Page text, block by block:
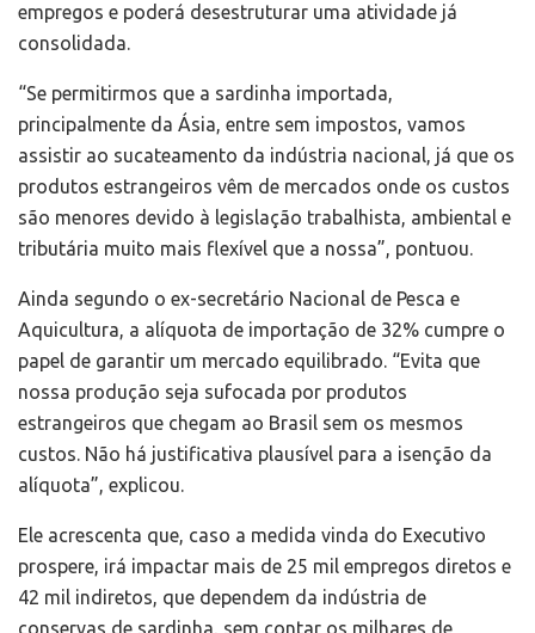
empregos e poderá desestruturar uma atividade já
consolidada.
“Se permitirmos que a sardinha importada,
principalmente da Ásia, entre sem impostos, vamos
assistir ao sucateamento da indústria nacional, já que os
produtos estrangeiros vêm de mercados onde os custos
são menores devido à legislação trabalhista, ambiental e
tributária muito mais flexível que a nossa”, pontuou.
Ainda segundo o ex-secretário Nacional de Pesca e
Aquicultura, a alíquota de importação de 32% cumpre o
papel de garantir um mercado equilibrado. “Evita que
nossa produção seja sufocada por produtos
estrangeiros que chegam ao Brasil sem os mesmos
custos. Não há justificativa plausível para a isenção da
alíquota”, explicou.
Ele acrescenta que, caso a medida vinda do Executivo
prospere, irá impactar mais de 25 mil empregos diretos e
42 mil indiretos, que dependem da indústria de
conservas de sardinha, sem contar os milhares de